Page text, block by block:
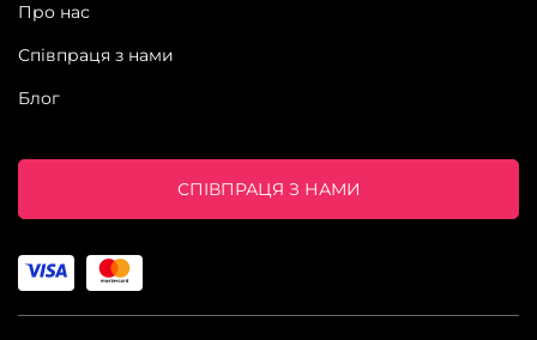
Про нас
Співпраця з нами
Блог
СПІВПРАЦЯ З НАМИ